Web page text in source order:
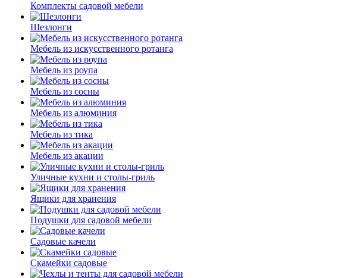
Комплекты садовой мебели
Шезлонги
Мебель из искусственного ротанга
Мебель из роупа
Мебель из сосны
Мебель из алюминия
Мебель из тика
Мебель из акации
Уличные кухни и столы-гриль
Ящики для хранения
Подушки для садовой мебели
Садовые качели
Скамейки садовые